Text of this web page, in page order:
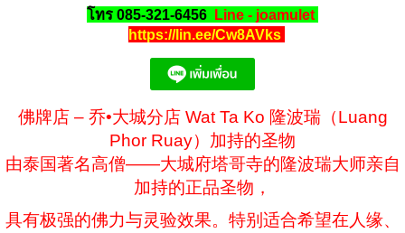
โทร 085-321-6456 Line - joamulet
https://lin.ee/Cw8AVks
佛牌店 – 乔•大城分店 Wat Ta Ko 隆波瑞（Luang
Phor Ruay）加持的圣物
由泰国著名高僧——大城府塔哥寺的隆波瑞大师亲自
加持的正品圣物，
具有极强的佛力与灵验效果。特别适合希望在人缘、